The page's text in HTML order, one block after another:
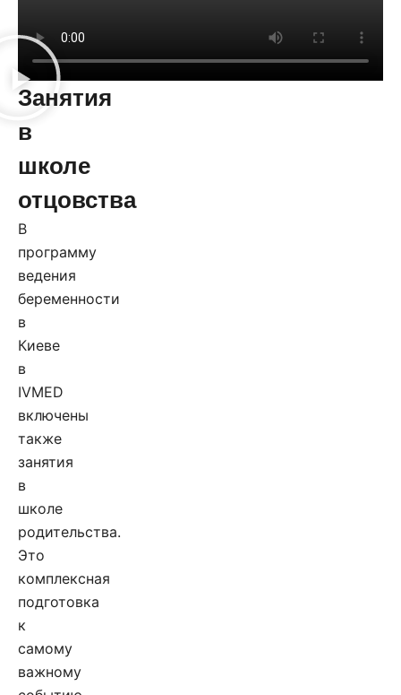
Занятия
в
школе
отцовства
В
программу
ведения
беременности
в
Киеве
в
IVMED
включены
также
занятия
в
школе
родительства.
Это
комплексная
подготовка
к
самому
важному